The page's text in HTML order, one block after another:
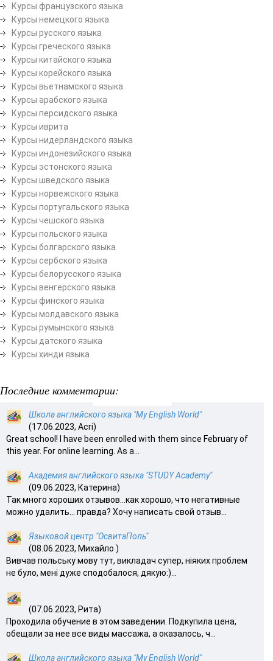
Курсы французского языка
Курсы немецкого языка
Курсы русского языка
Курсы греческого языка
Курсы китайского языка
Курсы корейского языка
Курсы вьетнамского языка
Курсы арабского языка
Курсы персидского языка
Курсы иврита
Курсы нидерландского языка
Курсы индонезийского языка
Курсы эстонского языка
Курсы шведского языка
Курсы норвежского языка
Курсы португальского языка
Курсы чешского языка
Курсы польского языка
Курсы болгарского языка
Курсы сербского языка
Курсы белорусского языка
Курсы венгерского языка
Курсы финского языка
Курсы молдавского языка
Курсы румынского языка
Курсы датского языка
Курсы хинди языка
Последние комментарии:
Школа английского языка "My English World"
(17.06.2023, Acri)
Great school! I have been enrolled with them since February of
this year. For online learning. As a...
Академия английского языка "STUDY Academy"
(09.06.2023, Катерина)
Так много хороших отзывов…как хорошо, что негативные
можно удалить… правда? Хочу написать свой отзыв...
Языковой центр "ОсвитаПоль"
(08.06.2023, Михайло )
Вивчав польську мову тут, викладач супер, ніяких проблем
не було, мені дуже сподобалося, дякую:)...
(07.06.2023, Рита)
Проходила обучение в этом заведении. Подкупила цена,
обещали за нее все виды массажа, а оказалось, ч...
Школа английского языка "My English World"